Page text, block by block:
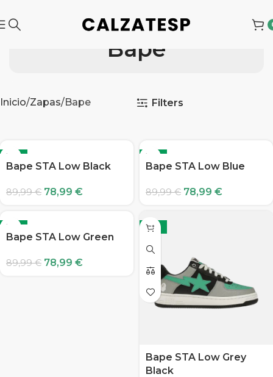
Bape
Inicio Zapas Bape Filters
-12%
Bape STA Low Black
89,99€ 78,99 €
-12%
Bape STA Low Blue
89,99€ 78,99 €
-12%
Bape STA Low Green
89,99€ 78,99 €
-12%
Bape STA Low Grey
Black